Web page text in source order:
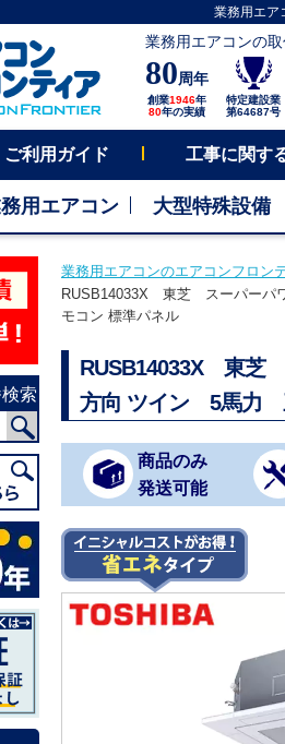
業務用エア
業務用エアコンの
80周年
創業1946年
80年の実績
特定建設業
第64687号
ご利用ガイド 工事に関す
用エアコン 大型特殊設備
索
業務用エアコンのエアコンフロン
RUSB14033X 東芝 スーパーパ
モコン 標準パネル
RUSB14033X 東芝
方向 ツイン 5馬力
商品のみ
発送可能